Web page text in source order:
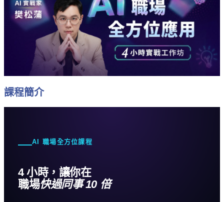
課程簡介
AI 職場全方位課程
4 小時，讓你在
職場快過同事 10 倍